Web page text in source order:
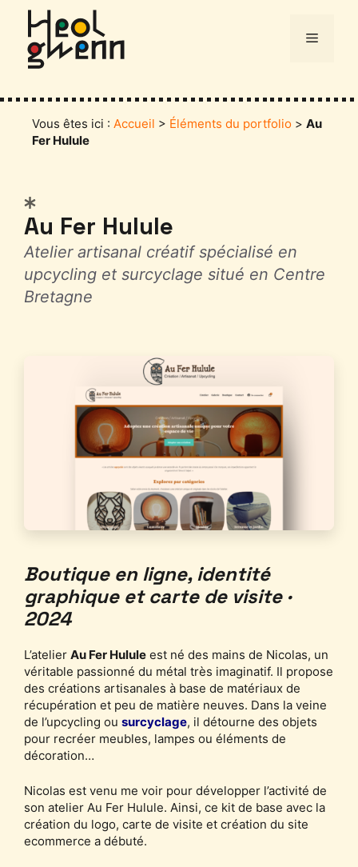
contenu
Menu
Vous êtes ici : Accueil > Éléments du portfolio > Au
Fer Hulule
Au Fer Hulule
Atelier artisanal créatif spécialisé en
upcycling et surcyclage situé en Centre
Bretagne
Boutique en ligne, identité
graphique et carte de visite ·
2024
L’atelier Au Fer Hulule est né des mains de Nicolas, un
véritable passionné du métal très imaginatif. Il propose
des créations artisanales à base de matériaux de
récupération et peu de matière neuves. Dans la veine
de l’upcycling ou surcyclage, il détourne des objets
pour recréer meubles, lampes ou éléments de
décoration…
Nicolas est venu me voir pour développer l’activité de
son atelier Au Fer Hulule. Ainsi, ce kit de base avec la
création du logo, carte de visite et création du site
ecommerce a débuté.